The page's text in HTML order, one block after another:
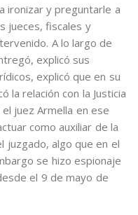
ironizar y preguntarle a
jueces, fiscales y
A lo largo de
explicó sus
explicó que en su
la relación con la Justicia
juez Armella en ese
como auxiliar de la
juzgado, algo que en el
se hizo espionaje
el 9 de mayo de